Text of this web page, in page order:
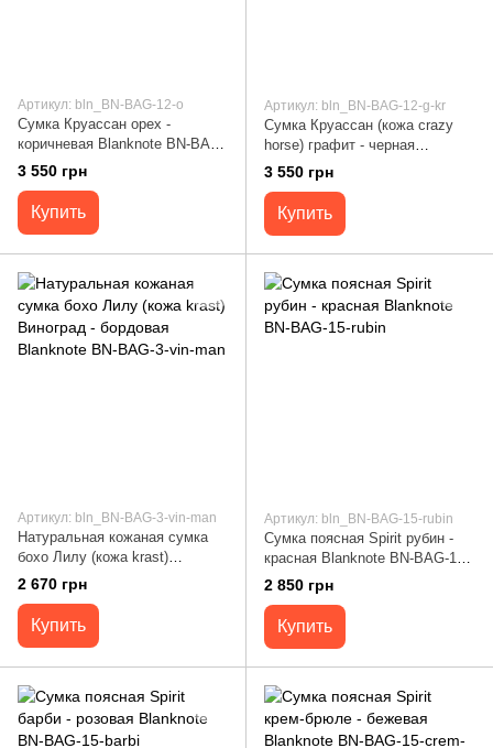
Артикул: bln_BN-BAG-12-o
Сумка Круассан орех -
коричневая Blanknote BN-BAG-
12-o
3 550 грн
Купить
Артикул: bln_BN-BAG-12-g-kr
Сумка Круассан (кожа crazy
horse) графит - черная
Blanknote BN-BAG-12-g-kr
3 550 грн
Купить
Артикул: bln_BN-BAG-3-vin-man
Натуральная кожаная сумка
бохо Лилу (кожа krast)
Виноград - бордовая Blanknote
BN-BAG-3-vin-man
2 670 грн
Купить
Артикул: bln_BN-BAG-15-rubin
Сумка поясная Spirit рубин -
красная Blanknote BN-BAG-15-
rubin
2 850 грн
Купить